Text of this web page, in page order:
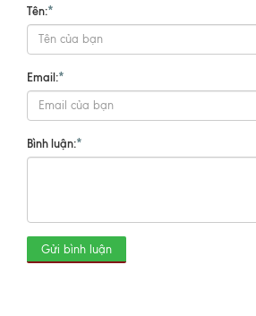
Tên:*
Email:*
Bình luận:*
Gửi bình luận